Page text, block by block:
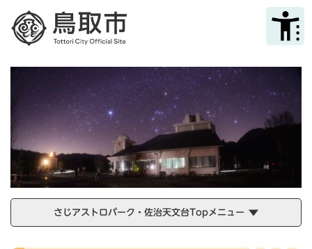
メニューを飛ばして本文へ
さじアストロパーク・佐治天文台Topメニュー